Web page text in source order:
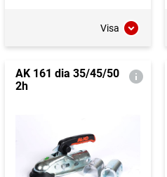
Visa
AK 161 dia 35/45/50
2h